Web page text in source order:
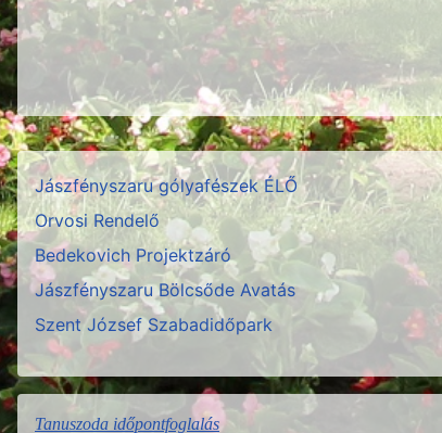
Jászfényszaru gólyafészek ÉLŐ
Orvosi Rendelő
Bedekovich Projektzáró
Jászfényszaru Bölcsőde Avatás
Szent József Szabadidőpark
Tanuszoda időpontfoglalás